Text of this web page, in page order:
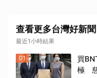
查看更多台灣好新聞
最近1小時結果
01
買
極 慈